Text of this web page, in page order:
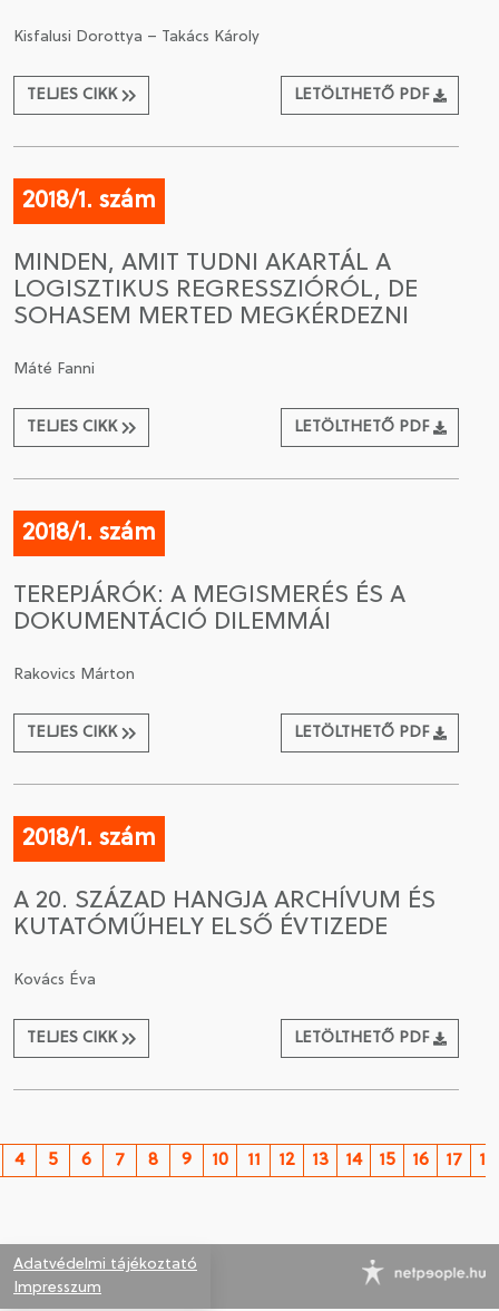
Kisfalusi Dorottya – Takács Károly
TELJES CIKK LETÖLTHETŐ PDF
2018/1. szám
MINDEN, AMIT TUDNI AKARTÁL A
LOGISZTIKUS REGRESSZIÓRÓL, DE
SOHASEM MERTED MEGKÉRDEZNI
Máté Fanni
TELJES CIKK LETÖLTHETŐ PDF
2018/1. szám
TEREPJÁRÓK: A MEGISMERÉS ÉS A
DOKUMENTÁCIÓ DILEMMÁI
Rakovics Márton
TELJES CIKK LETÖLTHETŐ PDF
2018/1. szám
A 20. SZÁZAD HANGJA ARCHÍVUM ÉS
KUTATÓMŰHELY ELSŐ ÉVTIZEDE
Kovács Éva
TELJES CIKK LETÖLTHETŐ PDF
4 5 6 7 8 9 10 11 12 13 14 15 16 17 18
Adatvédelmi tájékoztató
Impresszum